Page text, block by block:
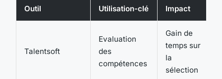
Outil Utilisation-clé Impact
Talentsoft
Evaluation
des
compétences
Gain de
temps sur
la
sélection